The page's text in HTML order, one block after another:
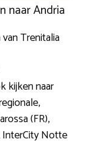
naar Andria
Trenitalia
kijken naar
(FR),
InterCity Notte